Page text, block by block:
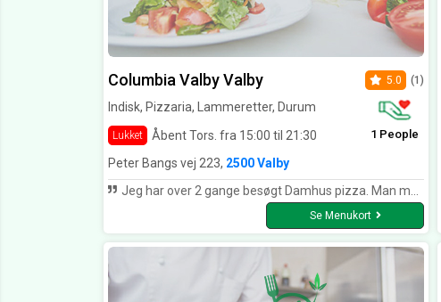
Columbia Valby Valby
Indisk, Pizzaria, Lammeretter, Durum
Lukket Åbent Tors. fra 15:00 til 21:30
5.0 (1)
1 People
Peter Bangs vej 223, 2500 Valby
Jeg har over 2 gange besøgt Damhus pizza. Man modtages af venlige medarbejdere. De gør virkelig et godt indtryk. Den ene gang prøvede jeg deres pizza. Bunden er supersprød og velsmagende. Der bliver ikke sparet på råvarene, som er superfriske. Anden gang prøvede jeg en kebab og den smagte også rigtig godt. Stedet er pænt og ryttet. Damhus pizza gør det rigtig godt og fortjener 5 stjerner herfra. Jeg anbefaler stedet.
Se Menukort